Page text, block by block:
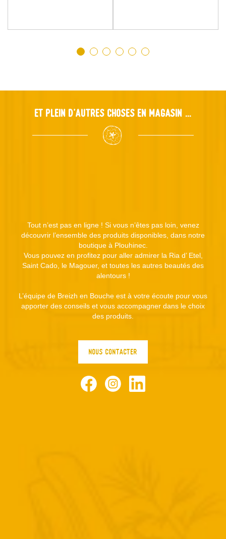
Créer une nouvelle liste
votre liste d'envies.
Annuler
Et plein d'autres choses en magasin ...
Tout n’est pas en ligne ! Si vous n’êtes pas loin, venez
découvrir l’ensemble des produits disponibles, dans notre
boutique à Plouhinec.
Vous pouvez en profitez pour aller admirer la Ria d’ Etel,
Saint Cado, le Magouer, et toutes les autres beautés des
alentours !
L’équipe de Breizh en Bouche est à votre écoute pour vous
apporter des conseils et vous accompagner dans le choix
des produits.
NOUS CONTACTER
FacebookInstagram